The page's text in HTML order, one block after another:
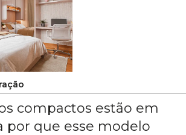
compactos estão em
por que esse modelo